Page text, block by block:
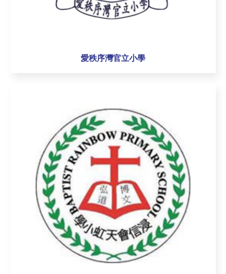
愛秩序灣官立小學